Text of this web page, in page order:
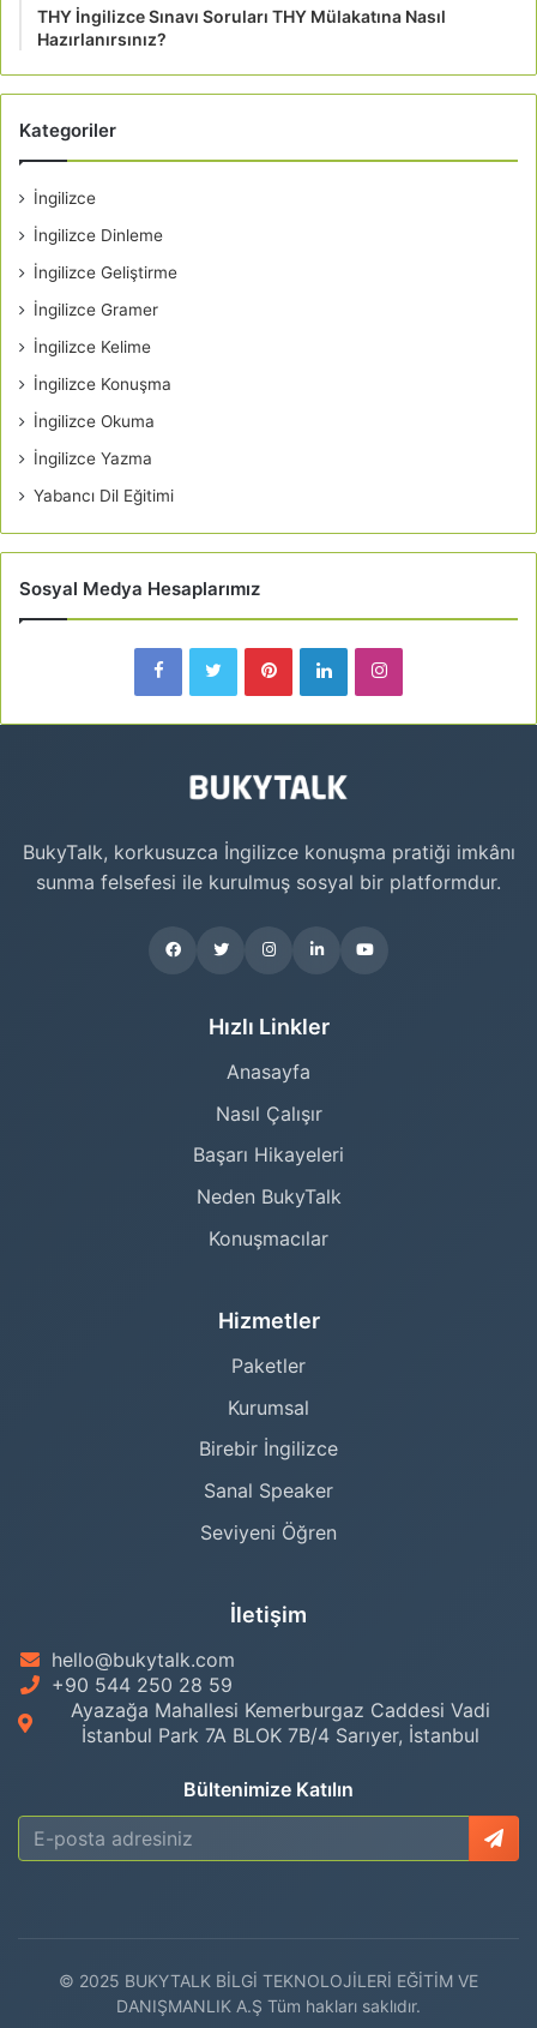
THY İngilizce Sınavı Soruları THY Mülakatına Nasıl
Hazırlanırsınız?
Kategoriler
İngilizce
İngilizce Dinleme
İngilizce Geliştirme
İngilizce Gramer
İngilizce Kelime
İngilizce Konuşma
İngilizce Okuma
İngilizce Yazma
Yabancı Dil Eğitimi
Sosyal Medya Hesaplarımız
BukyTalk, korkusuzca İngilizce konuşma pratiği imkânı
sunma felsefesi ile kurulmuş sosyal bir platformdur.
Hızlı Linkler
Anasayfa
Nasıl Çalışır
Başarı Hikayeleri
Neden BukyTalk
Konuşmacılar
Hizmetler
Paketler
Kurumsal
Birebir İngilizce
Sanal Speaker
Seviyeni Öğren
İletişim
hello@bukytalk.com
+90 544 250 28 59
Ayazağa Mahallesi Kemerburgaz Caddesi Vadi
İstanbul Park 7A BLOK 7B/4 Sarıyer, İstanbul
Bültenimize Katılın
© 2025 BUKYTALK BİLGİ TEKNOLOJİLERİ EĞİTİM VE
DANIŞMANLIK A.Ş Tüm hakları saklıdır.